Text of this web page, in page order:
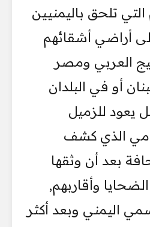
التي تلحق باليمنيين
أراضي أشقائهم
العربي ومصر
أو في البلدان
يعود للزميل
الذي كشف
بعد أن وثقها
وأقاربهم,
اليمني وبعد أكثر